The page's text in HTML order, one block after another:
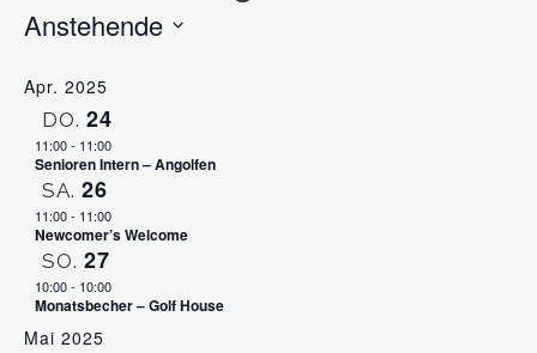
Anstehende
auswählen.
Apr. 2025
DO. 24
11:00- 11:00
Senioren Intern – Angolfen
SA. 26
11:00- 11:00
Newcomer’s Welcome
SO. 27
10:00- 10:00
Monatsbecher – Golf House
Mai 2025